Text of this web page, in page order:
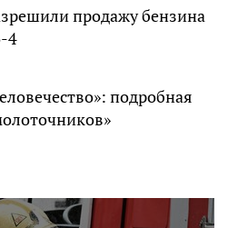
продажу бензина
4
подробная